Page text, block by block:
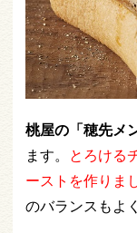
桃屋の「穂先メ
ます。 とろける
ーストを作りま
のバランスもよ